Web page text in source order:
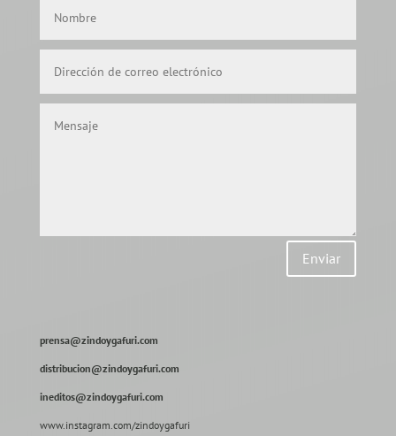
Enviar
prensa@zindoygafuri.com
distribucion@zindoygafuri.com
ineditos@zindoygafuri.com
www.instagram.com/zindoygafuri